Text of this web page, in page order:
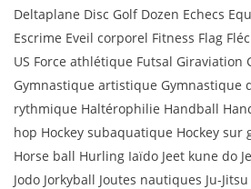
Deltaplane Disc Golf Dozen Echecs
Escrime Eveil corporel Fitness Flag
US Force athlétique Futsal Giraviation
Gymnastique artistique Gymnastique
rythmique Haltérophilie Handball
hop Hockey subaquatique Hockey sur
Horse ball Hurling Iaïdo Jeet kune do
Jodo Jorkyball Joutes nautiques Ju-